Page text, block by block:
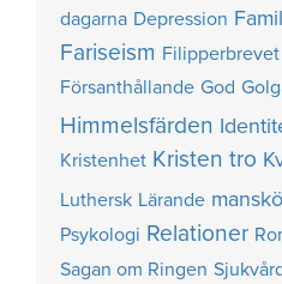
dagarna Depression
Fariseism Filipperbrevet
Försanthållande God
Himmelsfärden
Kristenhet Kristen tro
Luthersk Lärande
Psykologi Relationer
Sagan om Ringen